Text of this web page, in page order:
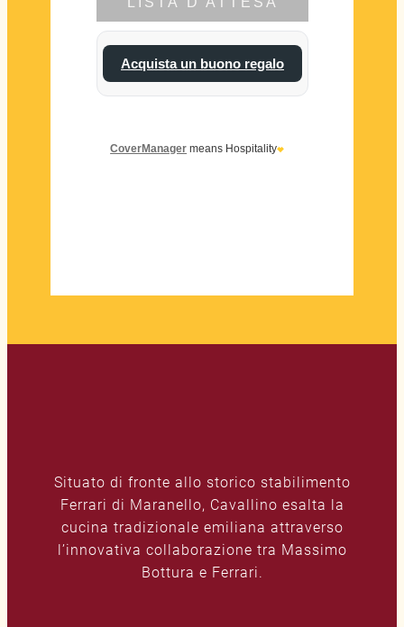
Situato di fronte allo storico stabilimento
Ferrari di Maranello, Cavallino esalta la
cucina tradizionale emiliana attraverso
l’innovativa collaborazione tra Massimo
Bottura e Ferrari.